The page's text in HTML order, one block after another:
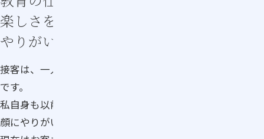
楽しさを伝える。その広がりに、新しい
やりがいと手応えを実感
接客は、一人ひとりが会社の顔となる、とても重要な仕事
です。
私自身も以前は接客の現場に立ち、お客さまとの会話や笑
顔にやりがいを感じていました。